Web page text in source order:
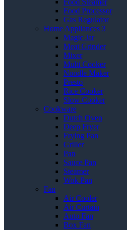
Food Steamer
Food Processor
Gas Regulator
Home Appliances 3
Magic Jar
Meat Grinder
Mixer
Multi Cooker
Noodle Maker
Presto
Rice Cooker
Slow Cooker
Cookware
Dutch Oven
Deep Fryer
Frying Pan
Griller
Pan
Sauce Pan
Steamer
Wok Pan
Fan
Air Cooler
Air Curtain
Auto Fan
Box Fan